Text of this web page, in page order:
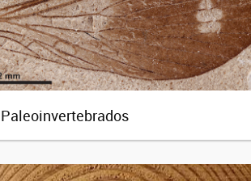
Paleoinvertebrados